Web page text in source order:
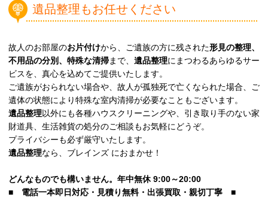
遺品整理もお任せください
故人のお部屋のお片付けから、ご遺族の方に残された形見の整理、
不用品の分別、特殊な清掃まで、 遺品整理にまつわるあらゆるサー
ビスを、真心を込めてご提供いたします。
ご遺族がおられない場合や、故人が孤独死で亡くなられた場合、ご
遺体の状態により特殊な室内清掃が必要なこともございます。
遺品整理以外にも各種ハウスクリーニングや、引き取り手のない家
財道具、生活雑貨の処分のご相談もお気軽にどうぞ。
プライバシーも必ず厳守いたします。
遺品整理なら、ブレインズ におまかせ！
どんなものでも構いません。年中無休 9:00～20:00
■ 電話一本即日対応・見積り無料・出張買取・親切丁寧 ■